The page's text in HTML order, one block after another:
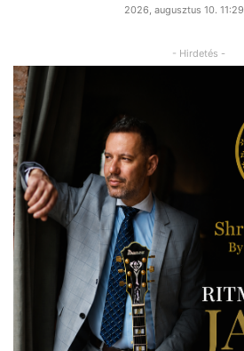
2026, augusztus 10. 11:29
- Hirdetés -